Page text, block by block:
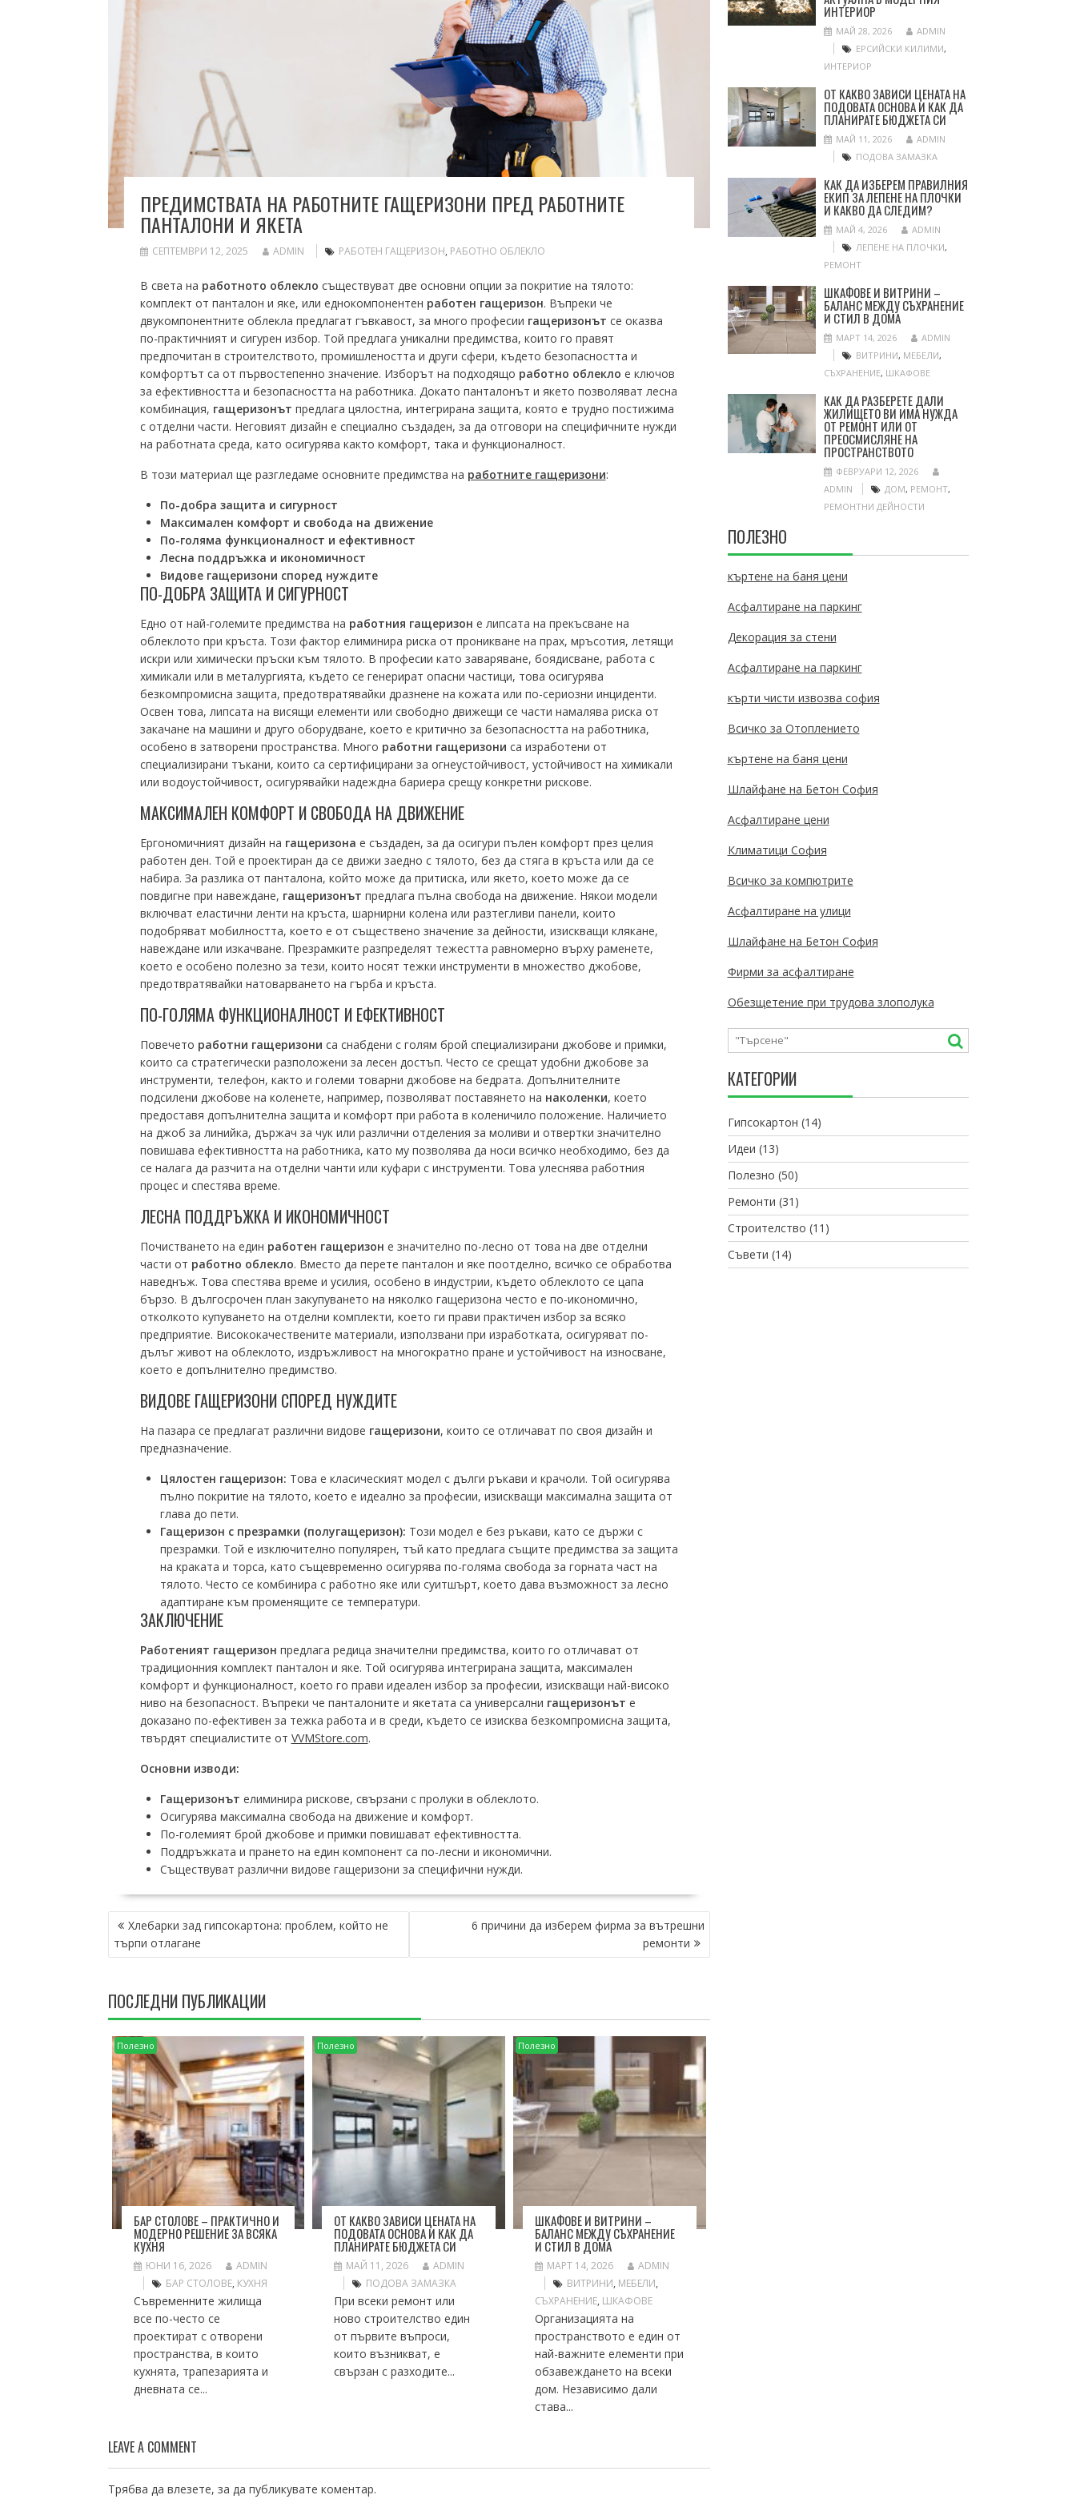
ПРЕДИМСТВАТА НА РАБОТНИТЕ ГАЩЕРИЗОНИ ПРЕД РАБОТНИТЕ
ПАНТАЛОНИ И ЯКЕТА
СЕПТЕМВРИ 12, 2025 ADMIN РАБОТЕН ГАЩЕРИЗОН, РАБОТНО ОБЛЕКЛО
В света на работното облекло съществуват две основни опции за покритие на тялото:
комплект от панталон и яке, или еднокомпонентен работен гащеризон. Въпреки че
двукомпонентните облекла предлагат гъвкавост, за много професии гащеризонът се оказва
по-практичният и сигурен избор. Той предлага уникални предимства, които го правят
предпочитан в строителството, промишлеността и други сфери, където безопасността и
комфортът са от първостепенно значение. Изборът на подходящо работно облекло е ключов
за ефективността и безопасността на работника. Докато панталонът и якето позволяват лесна
комбинация, гащеризонът предлага цялостна, интегрирана защита, която е трудно постижима
с отделни части. Неговият дизайн е специално създаден, за да отговори на специфичните нужди
на работната среда, като осигурява както комфорт, така и функционалност.
В този материал ще разгледаме основните предимства на работните гащеризони:
По-добра защита и сигурност
Максимален комфорт и свобода на движение
По-голяма функционалност и ефективност
Лесна поддръжка и икономичност
Видове гащеризони според нуждите
ПО-ДОБРА ЗАЩИТА И СИГУРНОСТ
Едно от най-големите предимства на работния гащеризон е липсата на прекъсване на
облеклото при кръста. Този фактор елиминира риска от проникване на прах, мръсотия, летящи
искри или химически пръски към тялото. В професии като заваряване, боядисване, работа с
химикали или в металургията, където се генерират опасни частици, това осигурява
безкомпромисна защита, предотвратявайки дразнене на кожата или по-сериозни инциденти.
Освен това, липсата на висящи елементи или свободно движещи се части намалява риска от
закачане на машини и друго оборудване, което е критично за безопасността на работника,
особено в затворени пространства. Много работни гащеризони са изработени от
специализирани тъкани, които са сертифицирани за огнеустойчивост, устойчивост на химикали
или водоустойчивост, осигурявайки надеждна бариера срещу конкретни рискове.
МАКСИМАЛЕН КОМФОРТ И СВОБОДА НА ДВИЖЕНИЕ
Ергономичният дизайн на гащеризона е създаден, за да осигури пълен комфорт през целия
работен ден. Той е проектиран да се движи заедно с тялото, без да стяга в кръста или да се
набира. За разлика от панталона, който може да притиска, или якето, което може да се
повдигне при навеждане, гащеризонът предлага пълна свобода на движение. Някои модели
включват еластични ленти на кръста, шарнирни колена или разтегливи панели, които
подобряват мобилността, което е от съществено значение за дейности, изискващи клякане,
навеждане или изкачване. Презрамките разпределят тежестта равномерно върху раменете,
което е особено полезно за тези, които носят тежки инструменти в множество джобове,
предотвратявайки натоварването на гърба и кръста.
ПО-ГОЛЯМА ФУНКЦИОНАЛНОСТ И ЕФЕКТИВНОСТ
Повечето работни гащеризони са снабдени с голям брой специализирани джобове и примки,
които са стратегически разположени за лесен достъп. Често се срещат удобни джобове за
инструменти, телефон, както и големи товарни джобове на бедрата. Допълнителните
подсилени джобове на коленете, например, позволяват поставянето на наколенки, което
предоставя допълнителна защита и комфорт при работа в коленичило положение. Наличието
на джоб за линийка, държач за чук или различни отделения за моливи и отвертки значително
повишава ефективността на работника, като му позволява да носи всичко необходимо, без да
се налага да разчита на отделни чанти или куфари с инструменти. Това улеснява работния
процес и спестява време.
ЛЕСНА ПОДДРЪЖКА И ИКОНОМИЧНОСТ
Почистването на един работен гащеризон е значително по-лесно от това на две отделни
части от работно облекло. Вместо да перете панталон и яке поотделно, всичко се обработва
наведнъж. Това спестява време и усилия, особено в индустрии, където облеклото се цапа
бързо. В дългосрочен план закупуването на няколко гащеризона често е по-икономично,
отколкото купуването на отделни комплекти, което ги прави практичен избор за всяко
предприятие. Висококачествените материали, използвани при изработката, осигуряват по-
дълъг живот на облеклото, издръжливост на многократно пране и устойчивост на износване,
което е допълнително предимство.
ВИДОВЕ ГАЩЕРИЗОНИ СПОРЕД НУЖДИТЕ
На пазара се предлагат различни видове гащеризони, които се отличават по своя дизайн и
предназначение.
Цялостен гащеризон: Това е класическият модел с дълги ръкави и крачоли. Той осигурява
пълно покритие на тялото, което е идеално за професии, изискващи максимална защита от
глава до пети.
Гащеризон с презрамки (полугащеризон): Този модел е без ръкави, като се държи с
презрамки. Той е изключително популярен, тъй като предлага същите предимства за защита
на краката и торса, като същевременно осигурява по-голяма свобода за горната част на
тялото. Често се комбинира с работно яке или суитшърт, което дава възможност за лесно
адаптиране към променящите се температури.
ЗАКЛЮЧЕНИЕ
Работеният гащеризон предлага редица значителни предимства, които го отличават от
традиционния комплект панталон и яке. Той осигурява интегрирана защита, максимален
комфорт и функционалност, което го прави идеален избор за професии, изискващи най-високо
ниво на безопасност. Въпреки че панталоните и якетата са универсални гащеризонът е
доказано по-ефективен за тежка работа и в среди, където се изисква безкомпромисна защита,
твърдят специалистите от VVMStore.com.
Основни изводи:
Гащеризонът елиминира рискове, свързани с пролуки в облеклото.
Осигурява максимална свобода на движение и комфорт.
По-големият брой джобове и примки повишават ефективността.
Поддръжката и прането на един компонент са по-лесни и икономични.
Съществуват различни видове гащеризони за специфични нужди.
НАВИГАЦИЯ
Хлебарки зад гипсокартона: проблем, който не
търпи отлагане
6 причини да изберем фирма за вътрешни
ремонти
ПОСЛЕДНИ ПУБЛИКАЦИИ
Полезно
БАР СТОЛОВЕ – ПРАКТИЧНО И
МОДЕРНО РЕШЕНИЕ ЗА ВСЯКА
КУХНЯ
ЮНИ 16, 2026
ADMIN
БАР СТОЛОВЕ, КУХНЯ
Съвременните жилища
все по-често се
проектират с отворени
пространства, в които
кухнята, трапезарията и
дневната се...
Полезно
ОТ КАКВО ЗАВИСИ ЦЕНАТА НА
ПОДОВАТА ОСНОВА И КАК ДА
ПЛАНИРАТЕ БЮДЖЕТА СИ
МАЙ 11, 2026
ADMIN
ПОДОВА ЗАМАЗКА
При всеки ремонт или
ново строителство един
от първите въпроси,
които възникват, е
свързан с разходите...
Полезно
ШКАФОВЕ И ВИТРИНИ –
БАЛАНС МЕЖДУ СЪХРАНЕНИЕ
И СТИЛ В ДОМА
МАРТ 14, 2026
ADMIN
ВИТРИНИ, МЕБЕЛИ,
СЪХРАНЕНИЕ, ШКАФОВЕ
Организацията на
пространството е един от
най-важните елементи при
обзавеждането на всеки
дом. Независимо дали
става...
LEAVE A COMMENT
Трябва да влезете, за да публикувате коментар.
ИНТЕРИОР
МАЙ 28, 2026
ADMIN
ЕРСИЙСКИ КИЛИМИ,
ИНТЕРИОР
ОТ КАКВО ЗАВИСИ ЦЕНАТА НА
ПОДОВАТА ОСНОВА И КАК ДА
ПЛАНИРАТЕ БЮДЖЕТА СИ
МАЙ 11, 2026
ADMIN
ПОДОВА ЗАМАЗКА
КАК ДА ИЗБЕРЕМ ПРАВИЛНИЯ
ЕКИП ЗА ЛЕПЕНЕ НА ПЛОЧКИ
И КАКВО ДА СЛЕДИМ?
МАЙ 4, 2026
ADMIN
ЛЕПЕНЕ НА ПЛОЧКИ,
РЕМОНТ
ШКАФОВЕ И ВИТРИНИ –
БАЛАНС МЕЖДУ СЪХРАНЕНИЕ
И СТИЛ В ДОМА
МАРТ 14, 2026
ADMIN
ВИТРИНИ, МЕБЕЛИ,
СЪХРАНЕНИЕ, ШКАФОВЕ
КАК ДА РАЗБЕРЕТЕ ДАЛИ
ЖИЛИЩЕТО ВИ ИМА НУЖДА
ОТ РЕМОНТ ИЛИ ОТ
ПРЕОСМИСЛЯНЕ НА
ПРОСТРАНСТВОТО
ФЕВРУАРИ 12, 2026
ADMIN
ДОМ, РЕМОНТ,
РЕМОНТНИ ДЕЙНОСТИ
ПОЛЕЗНО
къртене на баня цени
Асфалтиране на паркинг
Декорация за стени
Асфалтиране на паркинг
кърти чисти извозва софия
Всичко за Отоплението
къртене на баня цени
Шлайфане на Бетон София
Асфалтиране цени
Климатици София
Всичко за компютрите
Асфалтиране на улици
Шлайфане на Бетон София
Фирми за асфалтиране
Обезщетение при трудова злополука
КАТЕГОРИИ
Гипсокартон (14)
Идеи (13)
Полезно (50)
Ремонти (31)
Строителство (11)
Съвети (14)